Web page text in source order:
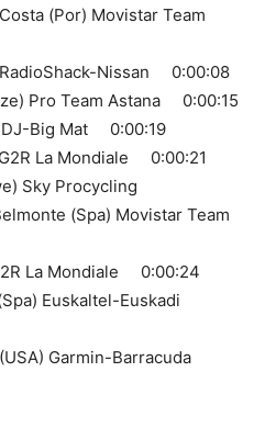
(Por) Movistar Team
Nissan 0:00:08
Pro Team Astana 0:00:15
Big Mat 0:00:19
La Mondiale 0:00:21
Sky Procycling
(Spa) Movistar Team
La Mondiale 0:00:24
Euskaltel-Euskadi
Garmin-Barracuda